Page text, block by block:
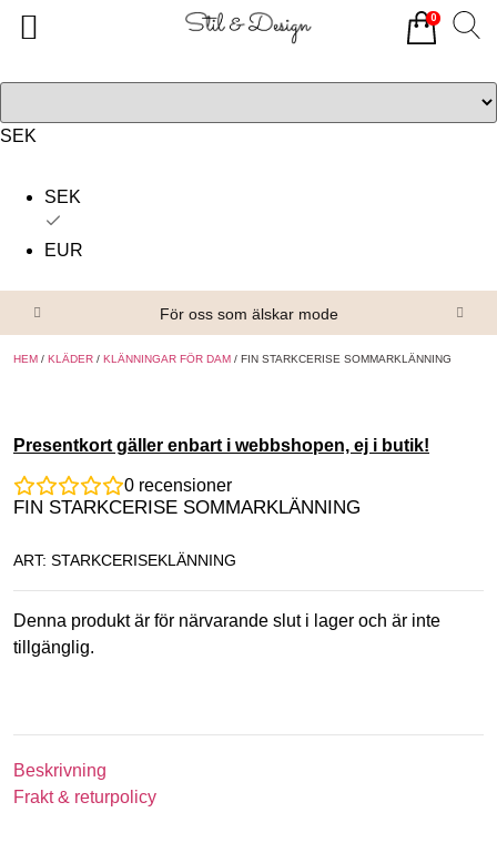
SEK
SEK
EUR
För oss som älskar mode
HEM / KLÄDER / KLÄNNINGAR FÖR DAM / FIN STARKCERISE SOMMARKLÄNNING
Presentkort gäller enbart i webbshopen, ej i butik!
0 recensioner
FIN STARKCERISE SOMMARKLÄNNING
ART: STARKCERISEKLÄNNING
Denna produkt är för närvarande slut i lager och är inte
tillgänglig.
Beskrivning
Frakt & returpolicy
0
Alla produkter
Om oss